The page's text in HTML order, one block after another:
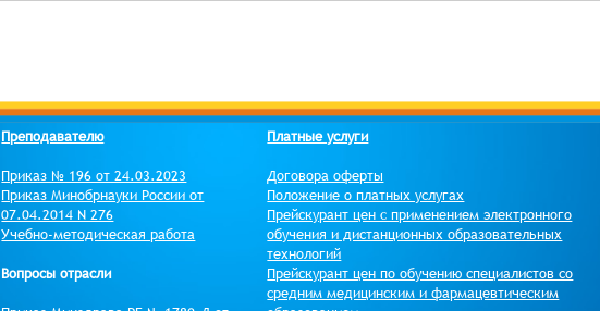
Преподавателю
Приказ № 196 от 24.03.2023
Приказ Минобрнауки России от
07.04.2014 N 276
Учебно-методическая работа
Вопросы отрасли
Платные услуги
Договора оферты
Положение о платных услугах
Прейскурант цен c применением электронного
обучения и дистанционных образовательных
технологий
Прейскурант цен по обучению специалистов со
средним медицинским и фармацевтическим